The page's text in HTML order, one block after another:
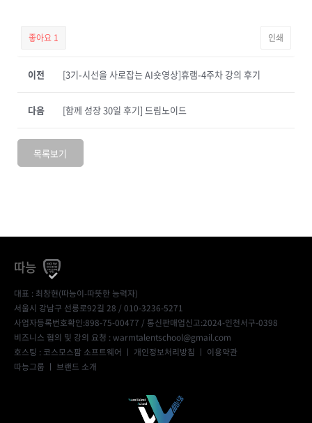
좋아요 1 인쇄
이전 [3기-시선을 사로잡는 AI숏영상]휴램-4주차 강의 후기
[함께 성장 30일 후기] 드림노이드
다음
목록보기
따능
대표 : 최창현(따능이-따뜻한 능력자)
서울시 강남구 선릉로92길 28 / 010-3236-5271
사업자등록번호확인:898-75-00477 / 통신판매업신고:2024-인천서구-0398
비즈니스 협의 및 강의 요청 : warmtalentschool@gmail.com
호스팅 : 코스모스팜 소프트웨어 ㅣ 개인정보처리방침 ㅣ 이용약관
따능그룹 ㅣ 브랜드 소개